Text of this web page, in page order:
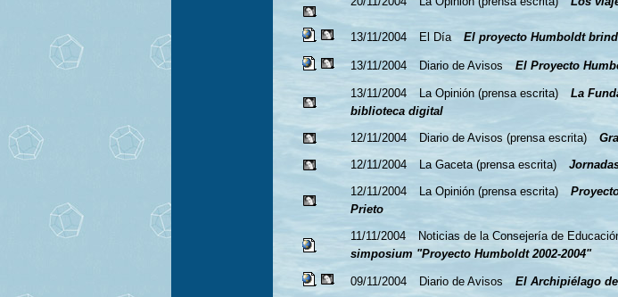
13/11/2004 El Día El proyecto Humboldt
13/11/2004 Diario de Avisos El Proyecto
13/11/2004 La Opinión (prensa escrita)
La
biblioteca digital
12/11/2004
Diario de Avisos (prensa escrita)
12/11/2004
La Gaceta (prensa escrita)
12/11/2004
La Opinión (prensa escrita)
Prieto
11/11/2004
Noticias de la Consejería de
simposium "Proyecto Humboldt 2002-2004"
09/11/2004 Diario de Avisos El Archipiélago